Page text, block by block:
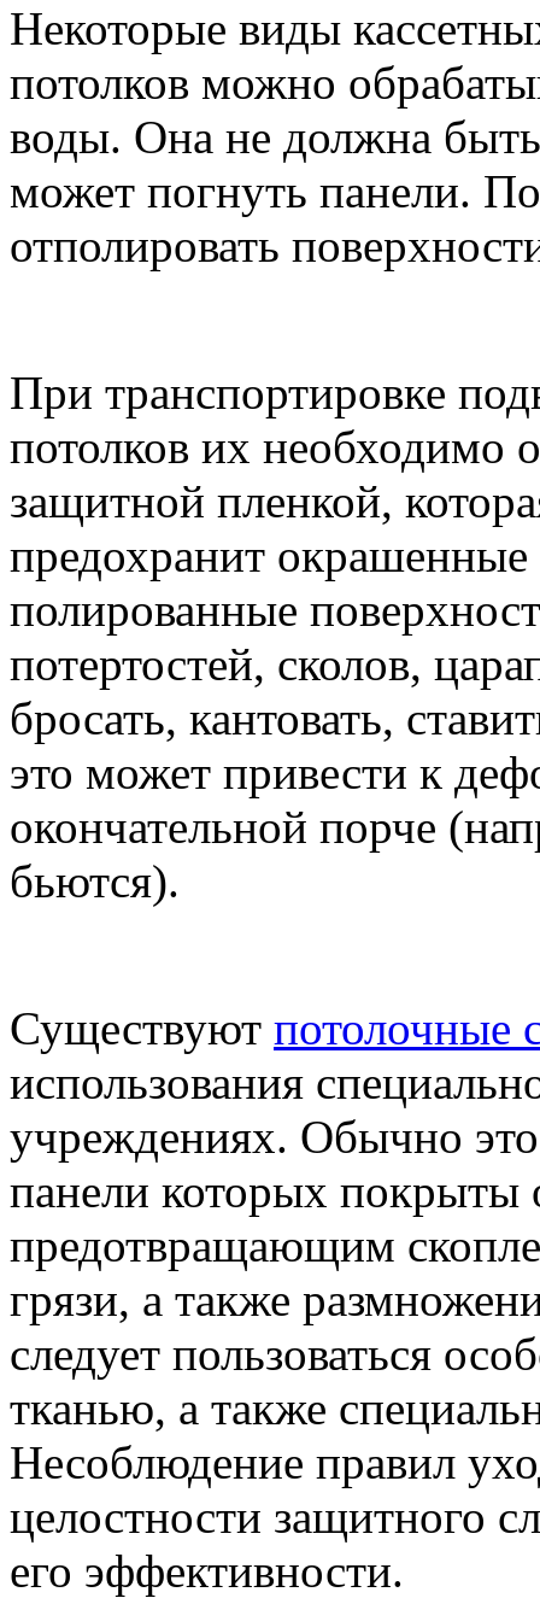
Некоторые виды
потолков можно
воды. Она не должна
может погнуть панели.
отполировать
При транспортировке
потолков их необходимо
защитной пленкой,
предохранит окрашенные
полированные
потертостей, сколов,
бросать, кантовать,
это может привести к
окончательной порче
бьются).
Существуют потолочные
использования
учреждениях. Обычно
панели которых
предотвращающим
грязи, а также
следует пользоваться
тканью, а также
Несоблюдение правил
целостности защитного
его эффективности.